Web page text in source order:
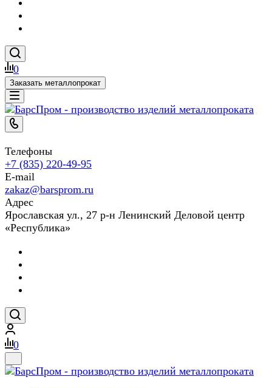
0
Заказать металлопрокат
Телефоны
+7 (835) 220-49-95
E-mail
zakaz@barsprom.ru
Адрес
Ярославская ул., 27 р-н Ленинский Деловой центр
«Республика»
0